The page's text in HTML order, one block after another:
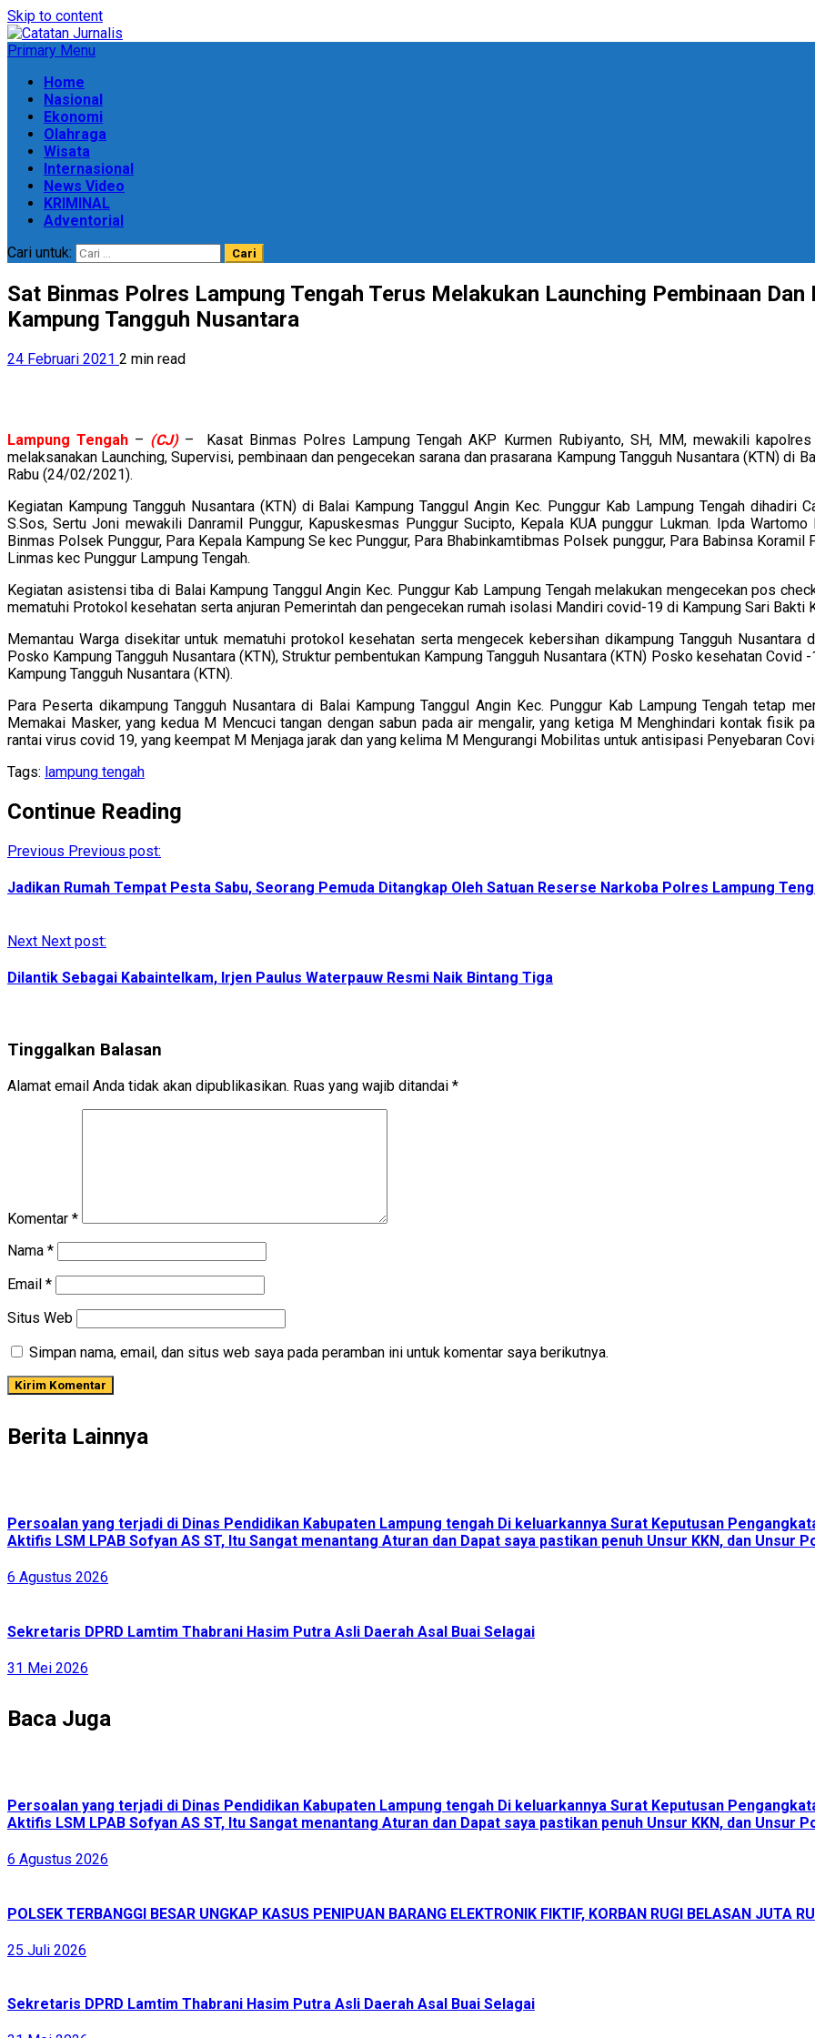
Skip to content
Primary Menu
Home
Nasional
Ekonomi
Olahraga
Wisata
Internasional
News Video
KRIMINAL
Adventorial
Cari untuk:
Sat Binmas Polres Lampung Tengah Terus Melakukan Launching Pembinaan
Kampung Tangguh Nusantara
24 Februari 2021 2 min read
Lampung Tengah – (CJ)– Kasat Binmas Polres Lampung Tengah AKP Kurmen Rubiyanto, SH, MM, mewakili kapolres
melaksanakan Launching, Supervisi, pembinaan dan pengecekan sarana dan prasarana Kampung Tangguh Nusantara (KTN) di
Rabu (24/02/2021).
Kegiatan Kampung Tangguh Nusantara (KTN) di Balai Kampung Tanggul Angin Kec. Punggur Kab Lampung Tengah
S.Sos, Sertu Joni mewakili Danramil Punggur, Kapuskesmas Punggur Sucipto, Kepala KUA punggur Lukman. Ipda
Binmas Polsek Punggur, Para Kepala Kampung Se kec Punggur, Para Bhabinkamtibmas Polsek punggur, Para Babinsa Koramil
Linmas kec Punggur Lampung Tengah.
Kegiatan asistensi tiba di Balai Kampung Tanggul Angin Kec. Punggur Kab Lampung Tengah melakukan mengecekan pos
mematuhi Protokol kesehatan serta anjuran Pemerintah dan pengecekan rumah isolasi Mandiri covid-19 di Kampung Sari Bakti
Memantau Warga disekitar untuk mematuhi protokol kesehatan serta mengecek kebersihan dikampung Tangguh Nusantara
Posko Kampung Tangguh Nusantara (KTN), Struktur pembentukan Kampung Tangguh Nusantara (KTN) Posko kesehatan Covid
Kampung Tangguh Nusantara (KTN).
Para Peserta dikampung Tangguh Nusantara di Balai Kampung Tanggul Angin Kec. Punggur Kab Lampung Tengah tetap
Memakai Masker, yang kedua M Mencuci tangan dengan sabun pada air mengalir, yang ketiga M Menghindari kontak fisik
rantai virus covid 19, yang keempat M Menjaga jarak dan yang kelima M Mengurangi Mobilitas untuk antisipasi Penyebaran
Tags: lampung tengah
Continue Reading
Previous Previous post:
Jadikan Rumah Tempat Pesta Sabu, Seorang Pemuda Ditangkap Oleh Satuan Reserse Narkoba Polres Lampung
Next Next post:
Dilantik Sebagai Kabaintelkam, Irjen Paulus Waterpauw Resmi Naik Bintang Tiga
Tinggalkan Balasan
Alamat email Anda tidak akan dipublikasikan. Ruas yang wajib ditandai *
Komentar *
Nama *
Email *
Situs Web
Simpan nama, email, dan situs web saya pada peramban ini untuk komentar saya berikutnya.
Berita Lainnya
Persoalan yang terjadi di Dinas Pendidikan Kabupaten Lampung tengah Di keluarkannya Surat Keputusan
Aktifis LSM LPAB Sofyan AS ST, Itu Sangat menantang Aturan dan Dapat saya pastikan penuh Unsur KKN, dan Unsur
6 Agustus 2026
Sekretaris DPRD Lamtim Thabrani Hasim Putra Asli Daerah Asal Buai Selagai
31 Mei 2026
Baca Juga
Persoalan yang terjadi di Dinas Pendidikan Kabupaten Lampung tengah Di keluarkannya Surat Keputusan
Aktifis LSM LPAB Sofyan AS ST, Itu Sangat menantang Aturan dan Dapat saya pastikan penuh Unsur KKN, dan Unsur
6 Agustus 2026
POLSEK TERBANGGI BESAR UNGKAP KASUS PENIPUAN BARANG ELEKTRONIK FIKTIF, KORBAN RUGI BELASAN JUTA
25 Juli 2026
Sekretaris DPRD Lamtim Thabrani Hasim Putra Asli Daerah Asal Buai Selagai